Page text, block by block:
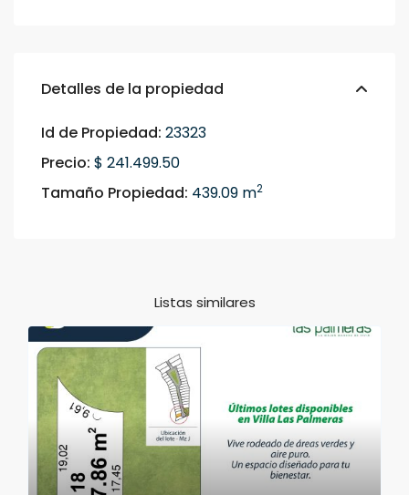
Detalles de la propiedad
Id de Propiedad: 23323
Precio: $ 241.499.50
Tamaño Propiedad: 439.09 m2
Listas similares